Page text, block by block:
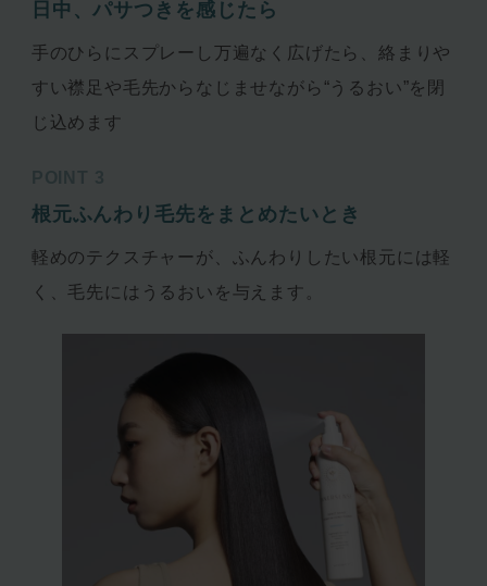
日中、パサつきを感じたら
手のひらにスプレーし万遍なく広げたら、絡まりや
すい襟足や毛先からなじませながら“うるおい”を閉
じ込めます
根元ふんわり毛先をまとめたいとき
軽めのテクスチャーが、ふんわりしたい根元には軽
く、毛先にはうるおいを与えます。